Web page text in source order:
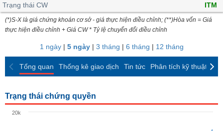
Tài
liệu
cổ
Top
cổ
phiếu
ngành
giao
dịch
giao
dịch
Bộ
lọc
cổ
So
sánh
Báo
cáo
Dịch
vụ
Trạng thái CW
ITM
(*)S-X là giá chứng khoán cơ sở - giá thực hiện điều chỉnh; (**)Hòa vốn = Giá
thực hiện điều chỉnh + Giá CW * Tỷ lệ chuyển đổi điều chỉnh
1 ngày| 5 ngày| 3 tháng | 6 tháng | 12 tháng
Tổng quan Thống kê giao dịch Tin tức Phân tích kỹ thuật
Trạng thái chứng quyền
20k
HÀNG
KINH